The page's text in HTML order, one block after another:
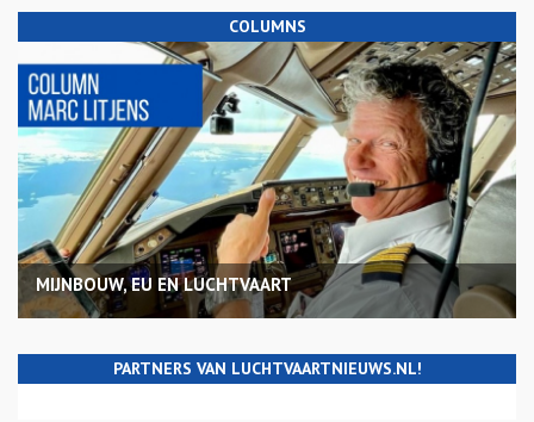
COLUMNS
MIJNBOUW, EU EN LUCHTVAART
PARTNERS VAN LUCHTVAARTNIEUWS.NL!